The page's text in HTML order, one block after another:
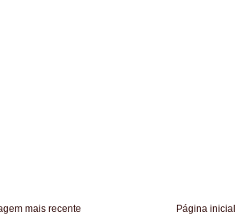
mais recente Página inicial